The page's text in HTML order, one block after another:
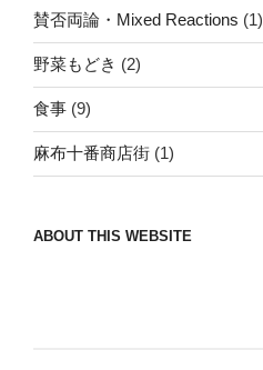
賛否両論・Mixed Reactions (1)
野菜もどき (2)
食事 (9)
麻布十番商店街 (1)
ABOUT THIS WEBSITE